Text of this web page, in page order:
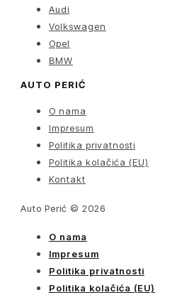
Audi
Volkswagen
Opel
BMW
AUTO PERIĆ
O nama
Impresum
Politika privatnosti
Politika kolačića (EU)
Kontakt
Auto Perić © 2026
O nama
Impresum
Politika privatnosti
Politika kolačića (EU)